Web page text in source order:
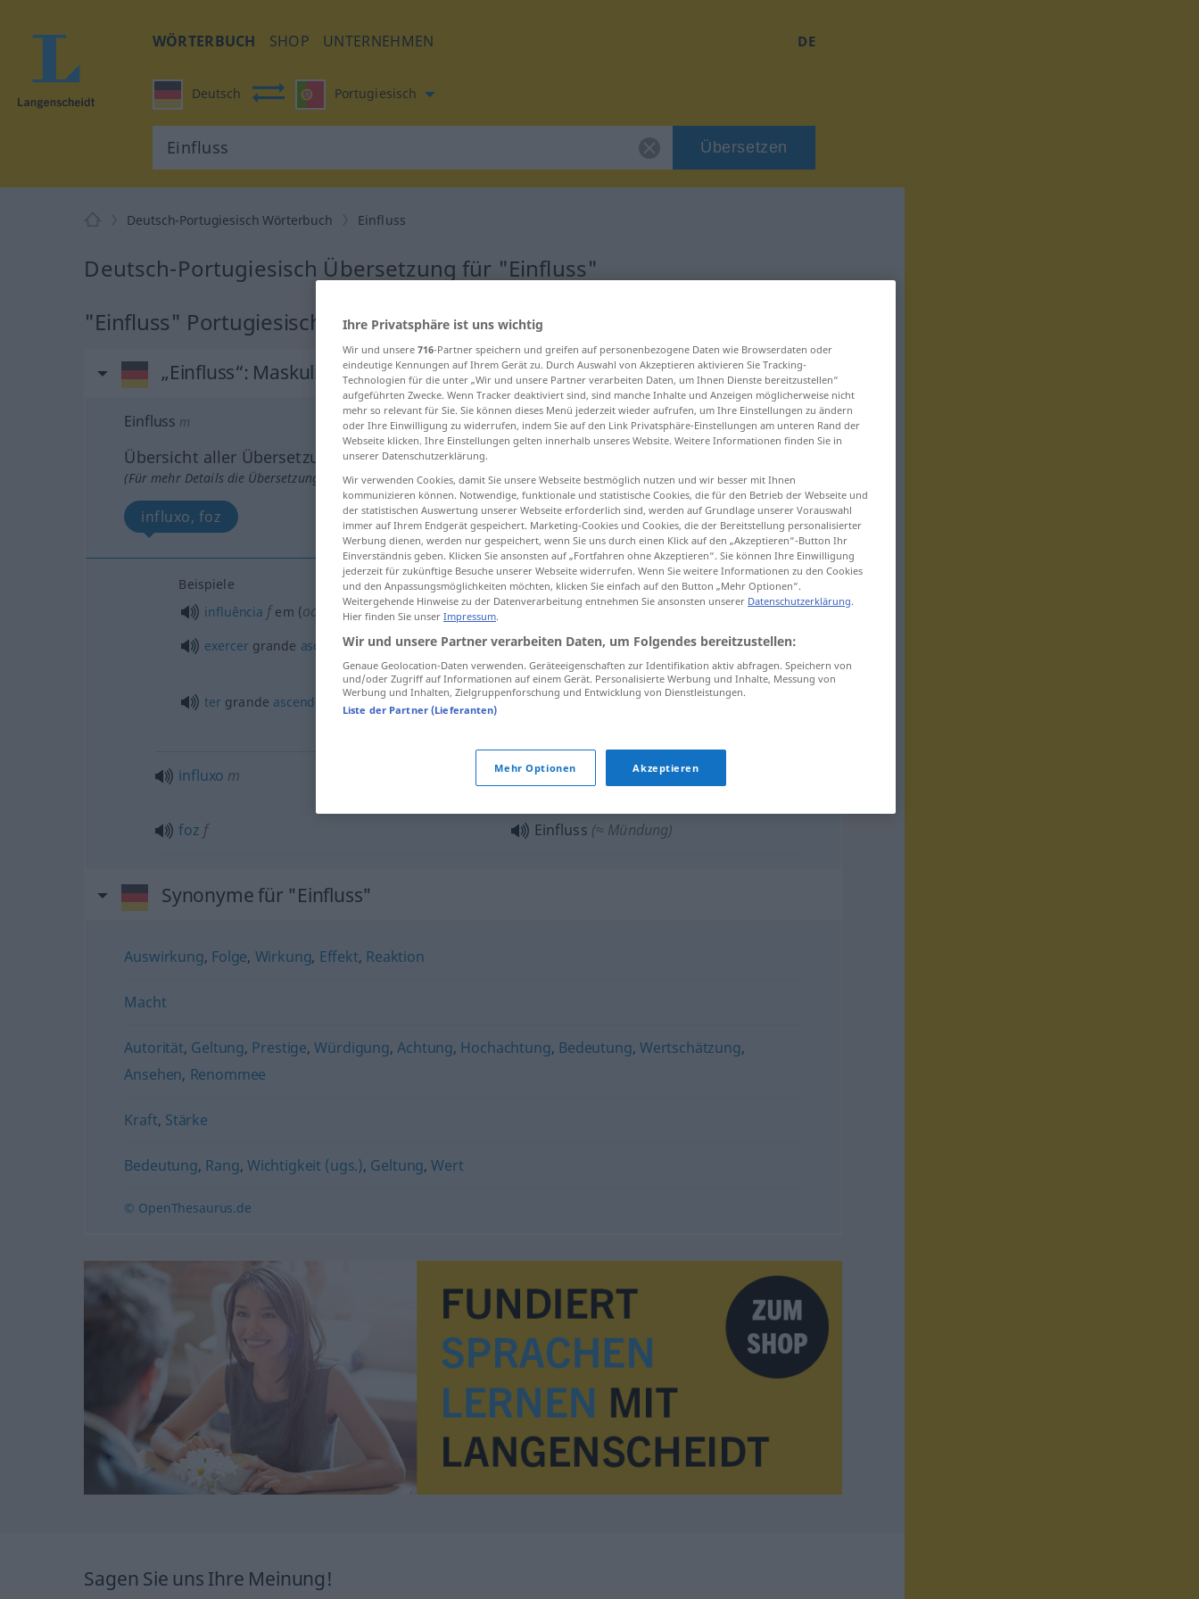
WÖRTERBUCH SHOP UNTERNEHMEN DE
Deutsch Portugiesisch
Übersetzen
Deutsch-Portugiesisch Wörterbuch Einfluss
Deutsch-Portugiesisch Übersetzung für "Einfluss"
"Einfluss" Portugiesisch Übersetzung
„Einfluss“: Maskulinum
Einfluss m
Übersicht aller Übersetzungen
(Für mehr Details die Übersetzung anklicken/antippen)
influxo, foz
Beispiele
influência fem (od sobre) Einfluss auf (≈ Wirkung)
exercergrande ascendenteem großen Einflusshabenauf (AKK)
stärker
ter grande ascendênciasobre großen Einflusshabenauf AKK
influxo m Einfluss v. Wasseretc
foz f Einfluss (≈ Mündung)
Synonyme für "Einfluss"
Auswirkung, Folge, Wirkung, Effekt, Reaktion
Macht
Autorität, Geltung, Prestige,Würdigung,Achtung, Hochachtung, Bedeutung, Wertschätzung,
Ansehen, Renommee
Kraft, Stärke
Bedeutung, Rang, Wichtigkeit (ugs.), Geltung,Wert
© OpenThesaurus.de
Sagen Sie uns Ihre Meinung!
Ihre Privatsphäre ist uns wichtig
Wir und unsere 716-Partner speichern und greifen auf personenbezogene Daten wie Browserdaten oder
eindeutige Kennungen auf Ihrem Gerät zu. Durch Auswahl von Akzeptieren aktivieren Sie Tracking-
Technologien für die unter „Wir und unsere Partner verarbeiten Daten, um Ihnen Dienste bereitzustellen“
aufgeführten Zwecke. Wenn Tracker deaktiviert sind, sind manche Inhalte und Anzeigen möglicherweise nicht
mehr so relevant für Sie. Sie können dieses Menü jederzeit wieder aufrufen, um Ihre Einstellungen zu ändern
oder Ihre Einwilligung zu widerrufen, indem Sie auf den Link Privatsphäre-Einstellungen am unteren Rand der
Webseite klicken. Ihre Einstellungen gelten innerhalb unseres Website. Weitere Informationen finden Sie in
unserer Datenschutzerklärung.
Wir verwenden Cookies, damit Sie unsere Webseite bestmöglich nutzen und wir besser mit Ihnen
kommunizieren können. Notwendige, funktionale und statistische Cookies, die für den Betrieb der Webseite und
der statistischen Auswertung unserer Webseite erforderlich sind, werden auf Grundlage unserer Vorauswahl
immer auf Ihrem Endgerät gespeichert. Marketing-Cookies und Cookies, die der Bereitstellung personalisierter
Werbung dienen, werden nur gespeichert, wenn Sie uns durch einen Klick auf den „Akzeptieren“-Button Ihr
Einverständnis geben. Klicken Sie ansonsten auf „Fortfahren ohne Akzeptieren“. Sie können Ihre Einwilligung
jederzeit für zukünftige Besuche unserer Webseite widerrufen. Wenn Sie weitere Informationen zu den Cookies
und den Anpassungsmöglichkeiten möchten, klicken Sie einfach auf den Button „Mehr Optionen“.
Weitergehende Hinweise zu der Datenverarbeitung entnehmen Sie ansonsten unserer Datenschutzerklärung.
Hier finden Sie unser Impressum.
Wir und unsere Partner verarbeiten Daten, um Folgendes bereitzustellen:
Genaue Geolocation-Daten verwenden. Geräteeigenschaften zur Identifikation aktiv abfragen. Speichern von
und/oder Zugriff auf Informationen auf einem Gerät. Personalisierte Werbung und Inhalte, Messung von
Werbung und Inhalten, Zielgruppenforschung und Entwicklung von Dienstleistungen.
Liste der Partner (Lieferanten)
Mehr Optionen Akzeptieren